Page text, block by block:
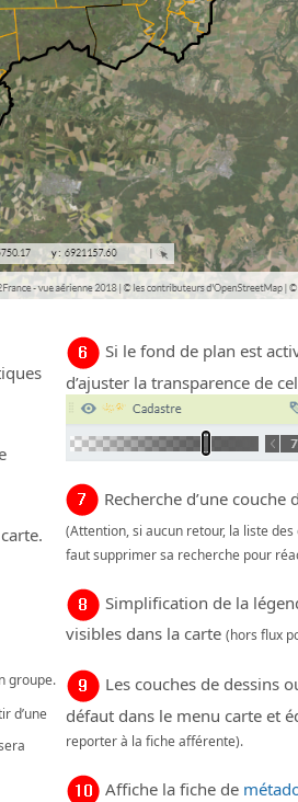
groupe.
d’une
Si le fond de plan est
d’ajuster la transparence de
Recherche d’une
(Attention, si aucun retour, la liste
faut supprimer sa recherche pour
Simplification de la
visibles dans la carte (hors flux
Les couches de dessins
défaut dans le menu carte et
reporter à la fiche afférente).
Affiche la fiche de